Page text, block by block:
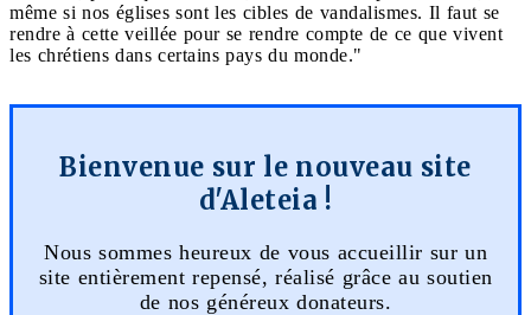
même si nos églises sont les cibles de vandalismes. Il faut se
rendre à cette veillée pour se rendre compte de ce que vivent
les chrétiens dans certains pays du monde."
Bienvenue sur le nouveau site
d'Aleteia !
Nous sommes heureux de vous accueillir sur un
site entièrement repensé, réalisé grâce au soutien
de nos généreux donateurs.